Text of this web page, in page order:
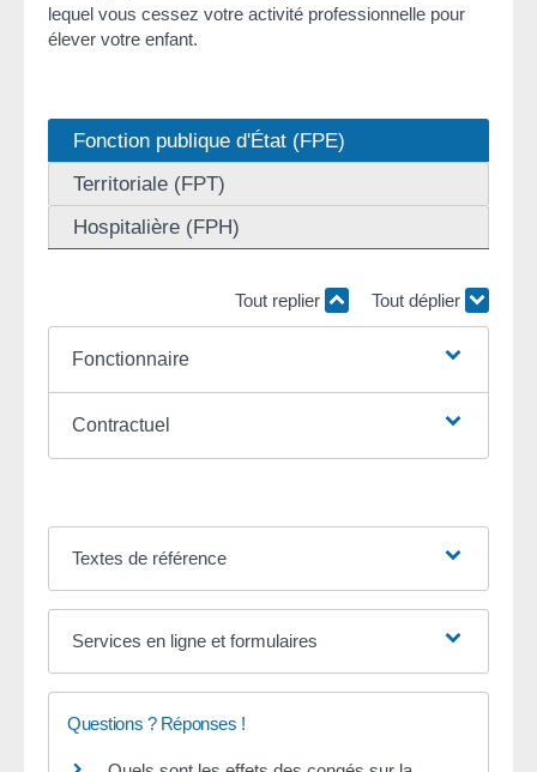
lequel vous cessez votre activité professionnelle pour
élever votre enfant.
Fonction publique d'État (FPE)
Territoriale (FPT)
Hospitalière (FPH)
Tout replier Tout déplier
Fonctionnaire
Contractuel
Textes de référence
Services en ligne et formulaires
Questions ? Réponses !